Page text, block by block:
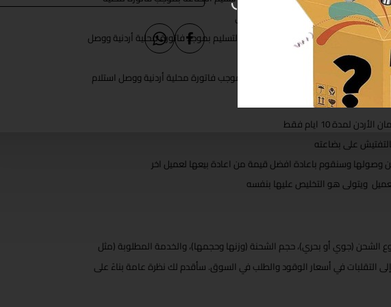
شاملة الشحن والتخليص الجمركي
الطلبات من 5000 - 10000 دينار أردني يدفع 30% من قيمة الفاتورة عند الطلب و 70% عند التسليم بموجد فاتورة محلية أردنية ووصل
الشحن والتخليص الجمركي
الطلبيات فوق 10000 دينارا اردنيا يدفع 10% من قيمة الفاتورة مقدما و 90% عند التسليم بموجب فاتورة محلية أردنية ووصل استلام
والتخليص الجمركي
10 ايام فقط
على بضاعته
وصولها وسنقوم باعادة افضل قيمة من اعادة بيعها لعميل اخر
ويتولى هو التخليص عليها بنفسه
الشحن (جوي أو بحري)، حجم الشحنة (وزنها وحجمها)، والخدمة المطلوبة (مثل
التقلبات في أسعار الوقود والطلب في السوق. سأقدم لك نظرة عامة بناءً على